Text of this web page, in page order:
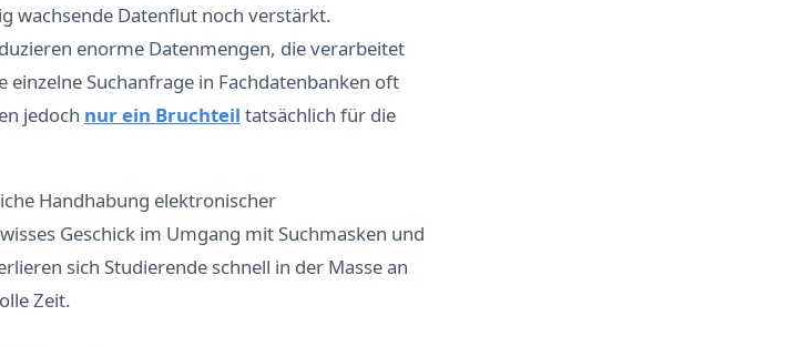
wachsende Datenflut noch verstärkt.
enorme Datenmengen, die verarbeitet
Suchanfrage in Fachdatenbanken oft
jedoch nur ein Bruchteil tatsächlich für die
Handhabung elektronischer
Geschick im Umgang mit Suchmasken und
sich Studierende schnell in der Masse an
Zeit.